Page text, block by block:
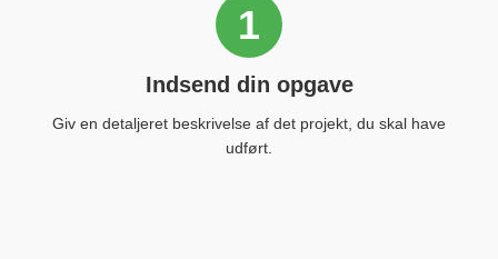
1
Indsend din opgave
Giv en detaljeret beskrivelse af det projekt, du skal have
udført.